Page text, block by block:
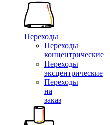
Переходы
Переходы
концентрические
Переходы
эксцентрические
Переходы
на
заказ